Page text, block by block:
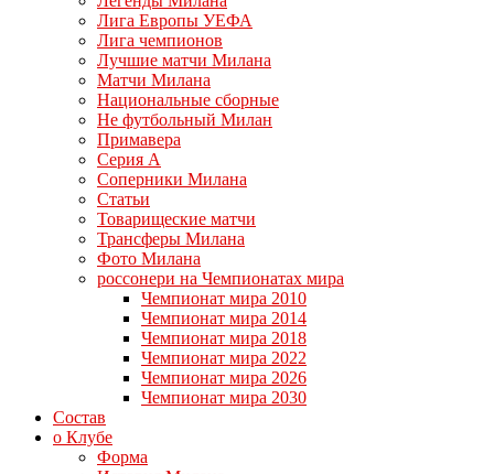
Лига Европы УЕФА
Лига чемпионов
Лучшие матчи Милана
Матчи Милана
Национальные сборные
Не футбольный Милан
Примавера
Серия А
Соперники Милана
Статьи
Товарищеские матчи
Трансферы Милана
Фото Милана
россонери на Чемпионатах мира
Чемпионат мира 2010
Чемпионат мира 2014
Чемпионат мира 2018
Чемпионат мира 2022
Чемпионат мира 2026
Чемпионат мира 2030
Состав
о Клубе
Форма